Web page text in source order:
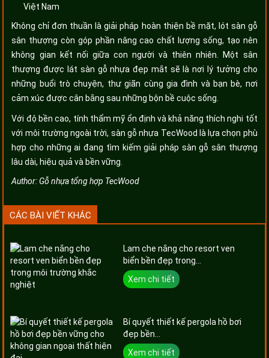
Việt Nam
Không chỉ đơn thuần là giải pháp hoàn thiện bề mặt, lót sàn gỗ
sân thượng còn góp phần nâng cao chất lượng sống, tạo nên
không gian kết nối giữa con người và thiên nhiên. Một sân
thượng được lát sàn gỗ nhựa đẹp mắt sẽ là nơi lý tưởng cho
những buổi trò chuyện, thư giãn cùng gia đình và bạn bè, nơi
cảm xúc được cân bằng sau những bộn bề cuộc sống.
Với độ bền cao, tính thẩm mỹ ổn định và khả năng thích nghi tốt
với môi trường ngoài trời, sàn gỗ nhựa TecWood là lựa chọn phù
hợp cho những ai đang tìm kiếm giải pháp sàn gỗ sân thượng
lâu dài, hiệu quả và bền vững.
Author:Gỗ nhựa tổng hợp TecWood
CÁC BÀI VIẾT KHÁC
Lam che nắng cho resort ven
biển bền đẹp trong...
Xem chi tiết
Bí quyết thiết kế pergola hồ bơi
đẹp bền...
Xem chi tiết